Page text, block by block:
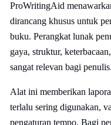
ProWritingAid
dirancang khusus untuk
buku. Perangkat lunak
gaya, struktur,
sangat relevan bagi penulis.
Alat ini memberikan
terlalu sering digunakan,
pengaturan tempo. Bagi